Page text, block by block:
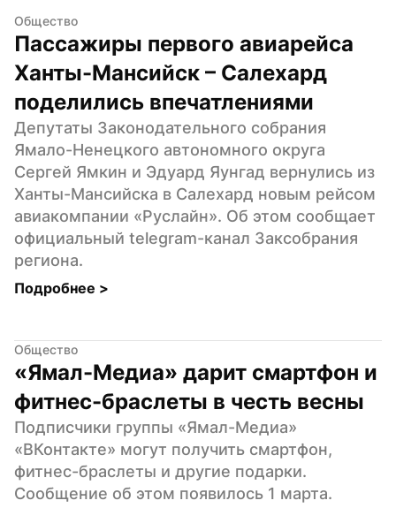
Общество
Пассажиры первого авиарейса
Ханты-Мансийск – Салехард
поделились впечатлениями
Депутаты Законодательного собрания
Ямало-Ненецкого автономного округа
Сергей Ямкин и Эдуард Яунгад вернулись из
Ханты-Мансийска в Салехард новым рейсом
авиакомпании «Руслайн». Об этом сообщает
официальный telegram-канал Заксобрания
региона.
Подробнее >
Общество
«Ямал-Медиа» дарит смартфон и
фитнес-браслеты в честь весны
Подписчики группы «Ямал-Медиа»
«ВКонтакте» могут получить смартфон,
фитнес-браслеты и другие подарки.
Сообщение об этом появилось 1 марта.